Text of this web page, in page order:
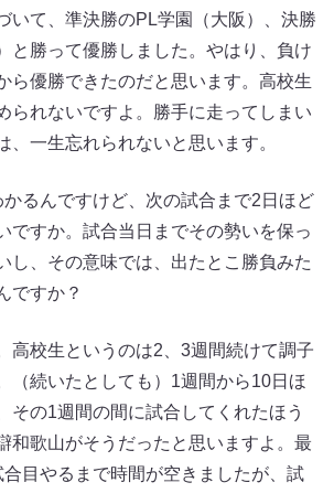
いて、準決勝のPL学園（大阪）、決勝
と勝って優勝しました。やはり、負け
ら優勝できたのだと思います。高校生
られないですよ。勝手に走ってしまい
、一生忘れられないと思います。
るんですけど、次の試合まで2日ほど
ですか。試合当日までその勢いを保っ
し、その意味では、出たとこ勝負みた
ですか？
高校生というのは2、3週間続けて調子
（続いたとしても）1週間から10日ほ
その1週間の間に試合してくれたほう
和歌山がそうだったと思いますよ。最
目やるまで時間が空きましたが、試